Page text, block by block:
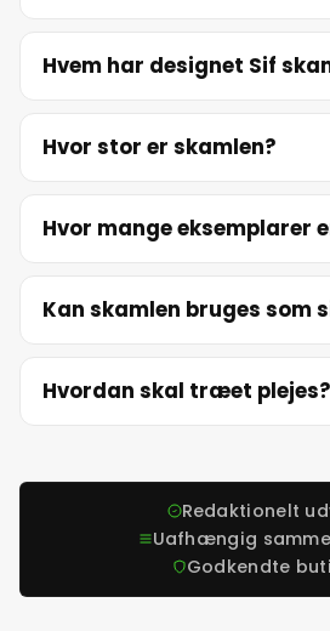
Hvem har designet Sif
Hvor stor er skamlen?
Hvor mange eksemplarer
Kan skamlen bruges som
Hvordan skal træet plejes?
Redaktionelt
Uafhængig
Godkendte